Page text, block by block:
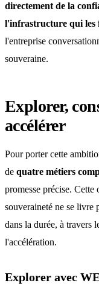
directement de la
l'infrastructure qui les
l'entreprise
souveraine.
Explorer,
accélérer
Pour porter cette
de quatre métiers
promesse précise.
souveraineté ne se livre
dans la durée, à travers
l'accélération.
Explorer avec